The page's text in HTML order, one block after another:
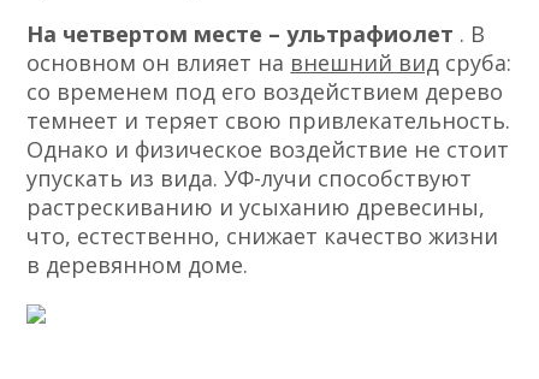
На четвертом месте – ультрафиолет . В
основном он влияет на внешний вид сруба:
со временем под его воздействием дерево
темнеет и теряет свою привлекательность.
Однако и физическое воздействие не стоит
упускать из вида. УФ-лучи способствуют
растрескиванию и усыханию древесины,
что, естественно, снижает качество жизни
в деревянном доме.